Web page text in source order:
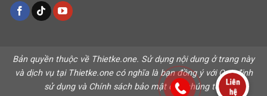
Bản quyền thuộc về Thietke.one. Sử dụng nội dung ở trang này
và dịch vụ tại Thietke.one có nghĩa là bạn đồng ý vớiQuy định
sử dụngvà Chính sách bảo mậtcủa chúng tôi.